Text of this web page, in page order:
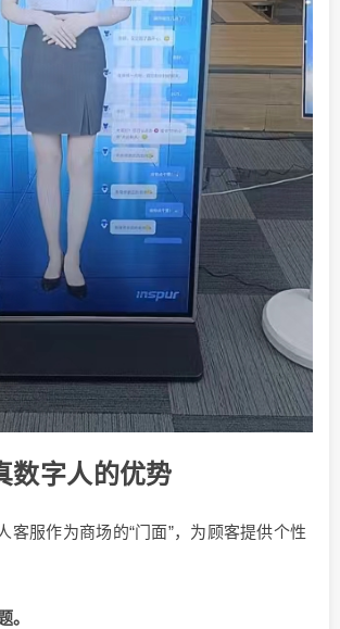
数字人的优势
客服作为商场的“门面”，为顾客提供个性
。